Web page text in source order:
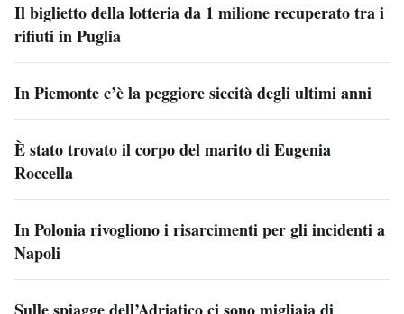
Il biglietto della lotteria da 1 milione recuperato tra i
rifiuti in Puglia
In Piemonte c’è la peggiore siccità degli ultimi anni
È stato trovato il corpo del marito di Eugenia
Roccella
In Polonia rivogliono i risarcimenti per gli incidenti a
Napoli